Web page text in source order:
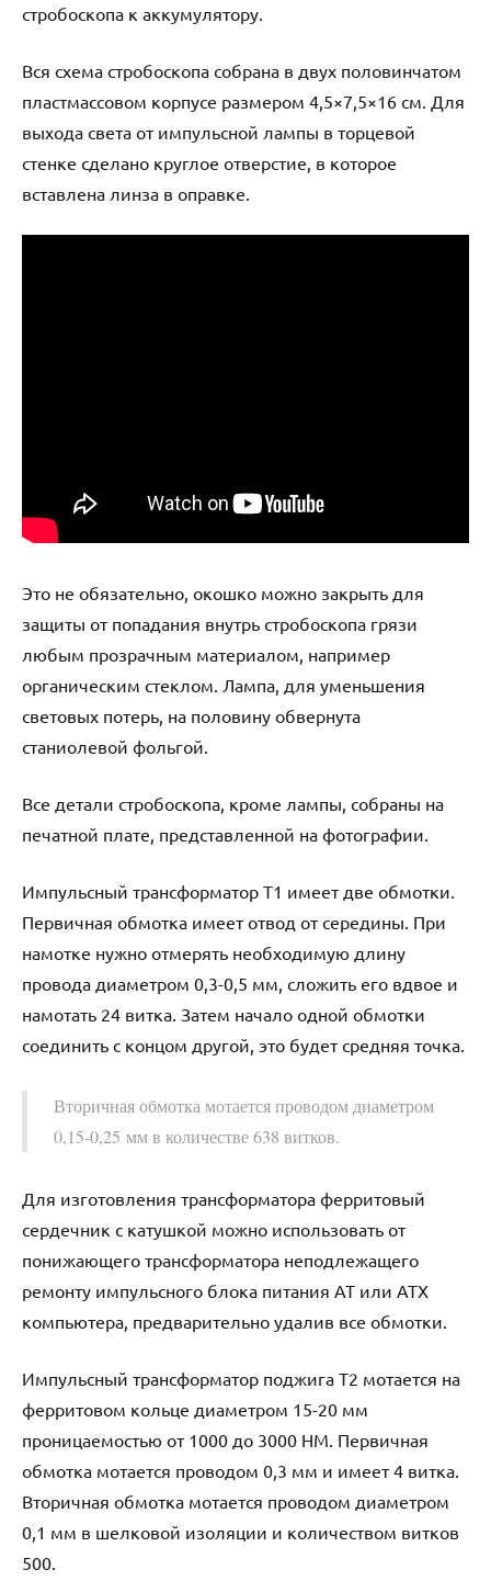
стробоскопа к аккумулятору.
Вся схема стробоскопа собрана в двух половинчатом
пластмассовом корпусе размером 4,5×7,5×16 см. Для
выхода света от импульсной лампы в торцевой
стенке сделано круглое отверстие, в которое
вставлена линза в оправке.
Это не обязательно, окошко можно закрыть для
защиты от попадания внутрь стробоскопа грязи
любым прозрачным материалом, например
органическим стеклом. Лампа, для уменьшения
световых потерь, на половину обвернута
станиолевой фольгой.
Все детали стробоскопа, кроме лампы, собраны на
печатной плате, представленной на фотографии.
Импульсный трансформатор Т1 имеет две обмотки.
Первичная обмотка имеет отвод от середины. При
намотке нужно отмерять необходимую длину
провода диаметром 0,3-0,5 мм, сложить его вдвое и
намотать 24 витка. Затем начало одной обмотки
соединить с концом другой, это будет средняя точка.
Вторичная обмотка мотается проводом диаметром
0,15-0,25 мм в количестве 638 витков.
Для изготовления трансформатора ферритовый
сердечник с катушкой можно использовать от
понижающего трансформатора неподлежащего
ремонту импульсного блока питания АТ или АТХ
компьютера, предварительно удалив все обмотки.
Импульсный трансформатор поджига Т2 мотается на
ферритовом кольце диаметром 15-20 мм
проницаемостью от 1000 до 3000 НМ. Первичная
обмотка мотается проводом 0,3 мм и имеет 4 витка.
Вторичная обмотка мотается проводом диаметром
0,1 мм в шелковой изоляции и количеством витков
500.